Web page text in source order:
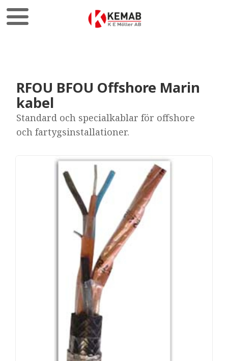
RFOU BFOU Offshore Marin
kabel
Standard och specialkablar för offshore
och fartygsinstallationer.